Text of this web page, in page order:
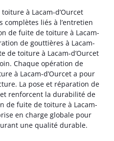
à Lacam-d’Ourcet
liés à l’entretien
de fuite de toiture à Lacam-
de gouttières à Lacam-
de toiture à Lacam-d’Ourcet
Chaque opération de
à Lacam-d’Ourcet a pour
La pose et réparation de
renforcent la durabilité de
de fuite de toiture à Lacam-
en charge globale pour
une qualité durable.